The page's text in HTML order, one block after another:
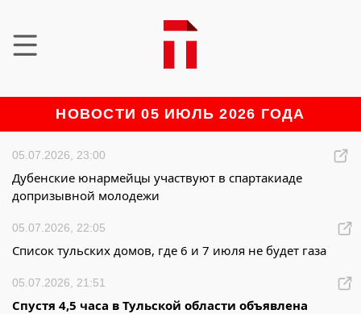
НОВОСТИ 05 ИЮЛЬ 2026 ГОДА
05.07.2026, 23:00
Дубенские юнармейцы участвуют в спартакиаде
допризывной молодежи
05.07.2026, 22:05
Список тульских домов, где 6 и 7 июля не будет газа
05.07.2026, 21:51
Спустя 4,5 часа в Тульской области объявлена